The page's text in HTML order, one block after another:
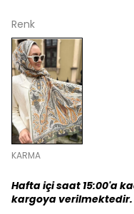
Renk
KARMA
Hafta içi saat 15:00'a
kargoya verilmektedir.